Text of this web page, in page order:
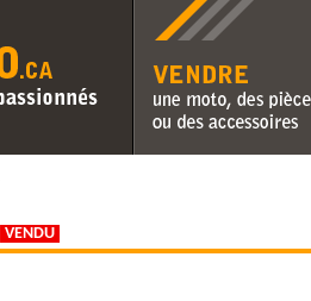
Vendre une moto, des
des accessoires
VENDU